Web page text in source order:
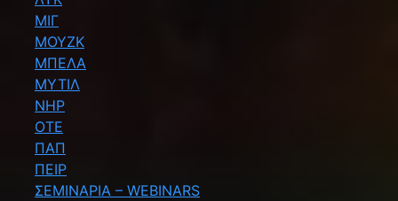
ΜΙΓ
ΜΟΥΖΚ
ΜΠΕΛΑ
ΜΥΤΙΛ
ΝΗΡ
ΟΤΕ
ΠΑΠ
ΠΕΙΡ
ΣΕΜΙΝΑΡΙΑ – WEBINARS